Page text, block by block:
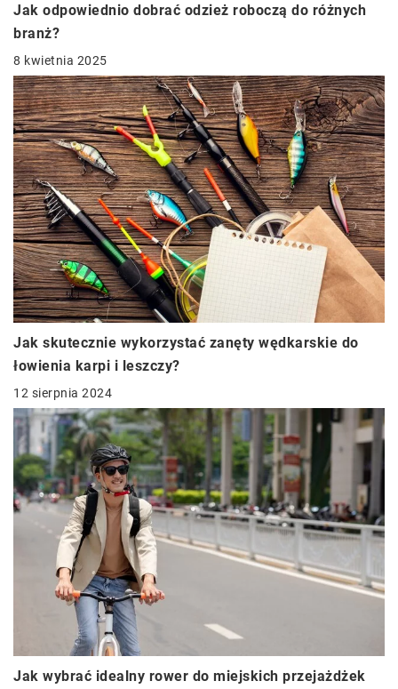
Jak odpowiednio dobrać odzież roboczą do różnych
branż?
8 kwietnia 2025
Jak skutecznie wykorzystać zanęty wędkarskie do
łowienia karpi i leszczy?
12 sierpnia 2024
Jak wybrać idealny rower do miejskich przejażdżek